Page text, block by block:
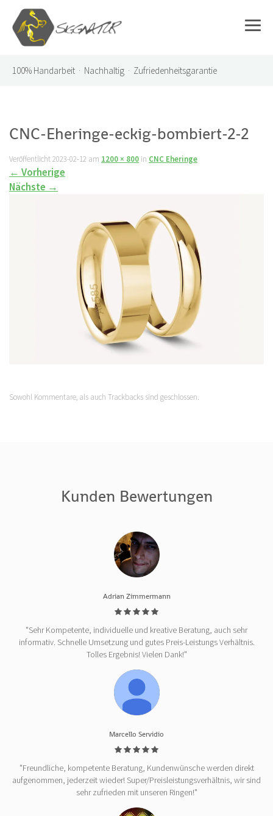
100% Handarbeit · Nachhaltig · Zufriedenheitsgarantie
CNC-Eheringe-eckig-bombiert-2-2
Veröffentlicht2023-02-12 am 1200 × 800 in CNC Eheringe
← Vorherige
Nächste →
Sowohl Kommentare, als auch Trackbacks sind geschlossen.
Kunden Bewertungen
Adrian Zimmermann
"Sehr Kompetente, individuelle und kreative Beratung, auch sehr
informativ. Schnelle Umsetzung und gutes Preis-Leistungs Verhältnis.
Tolles Ergebnis! Vielen Dank!"
Marcello Servidio
"Freundliche, kompetente Beratung, Kundenwünsche werden direkt
aufgenommen, jederzeit wieder! Super/Preisleistungsverhältnis, wir sind
sehr zufrieden mit unseren Ringen!"